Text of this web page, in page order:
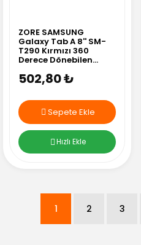
ZORE SAMSUNG
Galaxy Tab A 8'' SM-
T290 Kırmızı 360
Derece Dönebilen
502,80 ₺
Sepete Ekle
Hızlı Ekle
1 2 3